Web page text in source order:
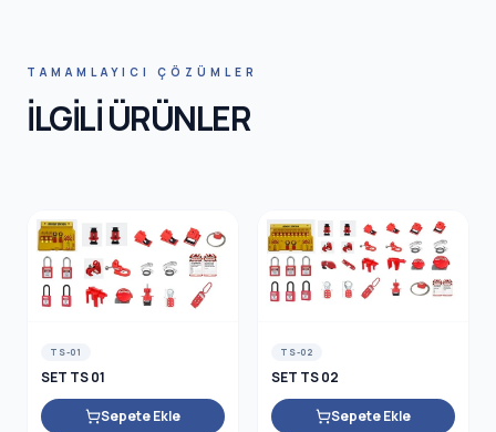
TAMAMLAYICI ÇÖZÜMLER
İLGİLİ ÜRÜNLER
TS-01
SET TS 01
Sepete Ekle
TS-02
SET TS 02
Sepete Ekle